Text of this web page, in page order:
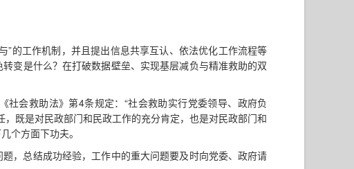
”的工作机制，并且提出信息共享互认、依法优化工作流程等
变是什么？在打破数据壁垒、实现基层减负与精准救助的双
会救助法》第4条规定：“社会救助实行党委领导、政府负
既是对民政部门和民政工作的充分肯定，也是对民政部门和
个方面下功夫。
，总结成功经验，工作中的重大问题要及时向党委、政府请